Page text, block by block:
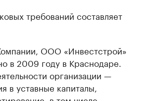
требований составляет
ООО «Инвестстрой»
в 2009 году в Краснодаре.
организации —
в уставные капиталы,